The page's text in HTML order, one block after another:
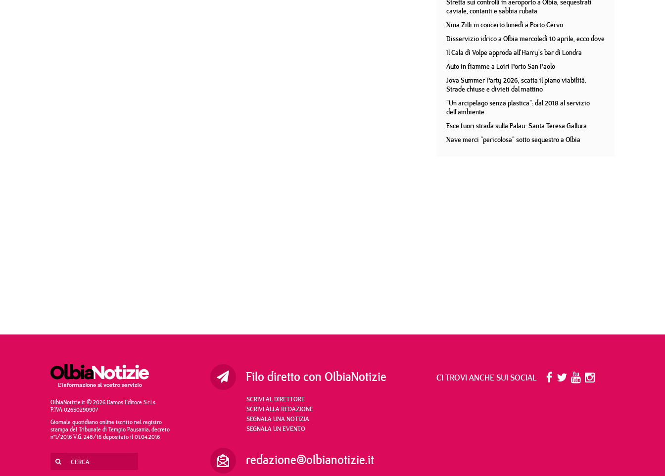
Stretta sui controlli in aeroporto a Olbia, sequestrati
caviale, contanti e sabbia rubata
Nina Zilli in concerto lunedì a Porto Cervo
Disservizio idrico a Olbia mercoledì 10 aprile, ecco dove
Il Cala di Volpe approda all'Harry's bar di Londra
Auto in fiamme a Loiri Porto San Paolo
Jova Summer Party 2026, scatta il piano viabilità.
Strade chiuse e divieti dal mattino
"Un arcipelago senza plastica": dal 2018 al servizio
dell'ambiente
Esce fuori strada sulla Palau- Santa Teresa Gallura
Nave merci "pericolosa" sotto sequestro a Olbia
OlbiaNotizie.it © 2026 Damos Editore S.r.l.s
P.IVA 02650290907
Giornale quotidiano online iscritto nel registro
stampa del Tribunale di Tempio Pausania, decreto
n°1/2016 V.G. 248/16 depositato il 01.04.2016
Filo diretto con OlbiaNotizie
SCRIVI AL DIRETTORE
SCRIVI ALLA REDAZIONE
SEGNALA UNA NOTIZIA
SEGNALA UN EVENTO
redazione@olbianotizie.it
CI TROVI ANCHE SUI SOCIAL